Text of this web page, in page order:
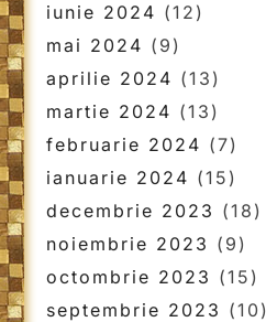
iunie 2024 (12)
mai 2024 (9)
aprilie 2024 (13)
martie 2024 (13)
februarie 2024 (7)
ianuarie 2024 (15)
decembrie 2023 (18)
noiembrie 2023 (9)
octombrie 2023 (15)
septembrie 2023 (10)